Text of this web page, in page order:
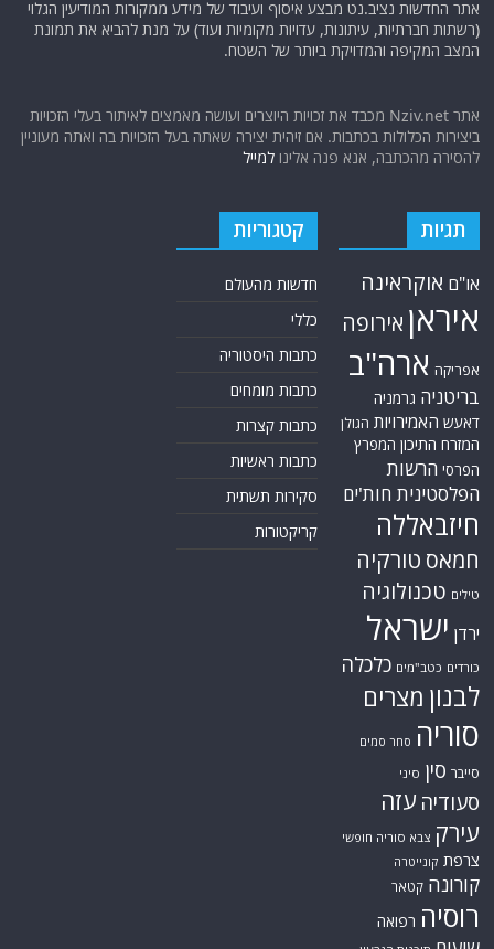
תגיות
איראןאירופה
ארה"ב
בריטניה גרמניה
דאעש האמירויות
הפרסי הרשות
הפלסטיניתחות'ים
חיזבאללה
חמאסטורקיה
טכנולוגיה
ירדן ישראל
כורדים כלכלה
לבנוןמצרים
סוריה סחר סמים
סייבר סין סיני
סעודיהעזה
עירק
צבא סוריה חופשי
צרפת קונייטרה
קורונה קטאר
רוסיה רפואה
שיעים תוכנית הגרעין
תימן
קטגוריות
כללי
כתבות קצרות
כתבות ראשיות
סקירות תשתית
קריקטורות